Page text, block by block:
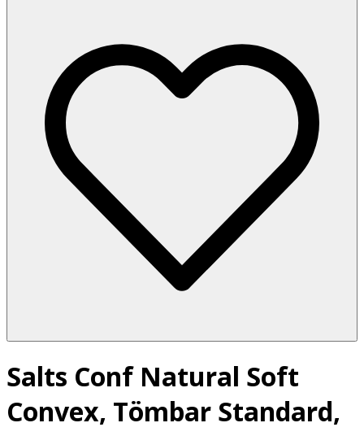
Salts Conf Natural Soft
Convex, Tömbar Standard,